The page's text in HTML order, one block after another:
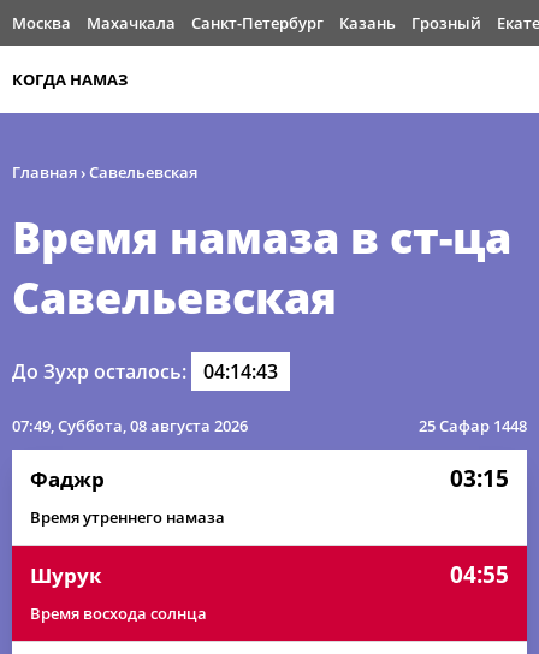
Москва Махачкала Санкт-Петербург Казань Грозный
КОГДА НАМАЗ
Главная›Савельевская
Время намаза в ст-ца
Савельевская
До Зухр осталось: 04:14:43
07:49, Суббота, 08 августа 2026 25 Сафар 1448
Фаджр 03:15
Время утреннего намаза
Шурук 04:55
Время восхода солнца